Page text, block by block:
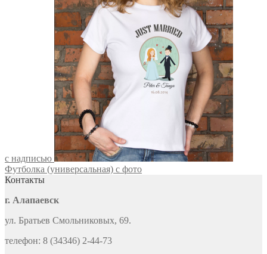
с надписью
Футболка (универсальная) с фото
Контакты
г. Алапаевск
ул. Братьев Смольниковых, 69.
телефон: 8 (34346) 2-44-73